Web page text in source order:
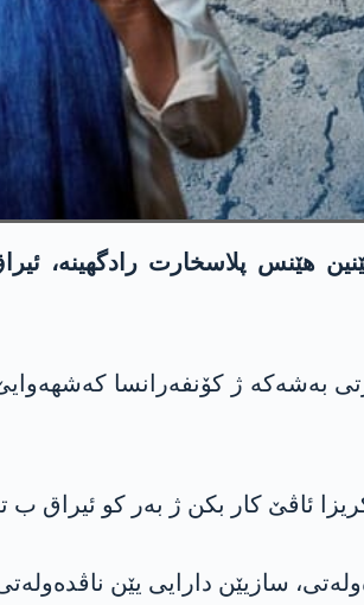
هێنس پلاسخارت رادگهینە،
بەشەکە ژ کۆنفەرانسا
ئاڤێ کار بکن ژ بەر کو ئیراق ب
سازیێن دارایی یێن